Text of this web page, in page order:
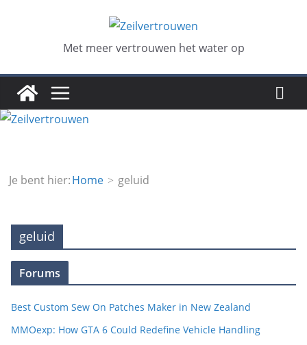
Met meer vertrouwen het water op
Je bent hier:Home geluid
geluid
Forums
Best Custom Sew On Patches Maker in New Zealand
MMOexp: How GTA 6 Could Redefine Vehicle Handling